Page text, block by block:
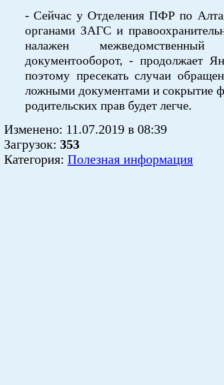
- Сейчас у Отделения ПФР по
органами ЗАГС и
налажен межведомственный
документооборот, - продолжает
поэтому пресекать случаи
ложными документами и сокрытие
родительских прав будет легче.
Изменено: 11.07.2019 в 08:39
Загрузок: 353
Категория: Полезная информация